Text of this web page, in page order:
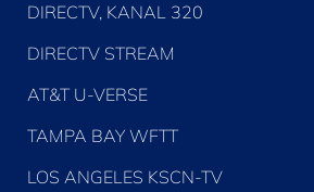
DIRECTV, KANAL 320
DIRECTV STREAM
AT&T U-VERSE
TAMPA BAY WFTT
LOS ANGELES KSCN-TV